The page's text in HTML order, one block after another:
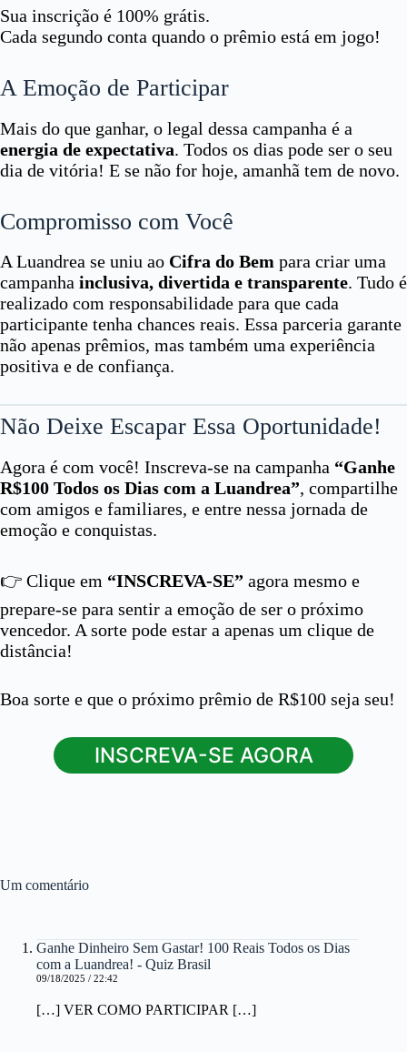
Sua inscrição é 100% grátis.
Cada segundo conta quando o prêmio está em jogo!
A Emoção de Participar
Mais do que ganhar, o legal dessa campanha é a
energia de expectativa. Todos os dias pode ser o seu
dia de vitória! E se não for hoje, amanhã tem de novo.
Compromisso com Você
A Luandrea se uniu ao Cifra do Bem para criar uma
campanha inclusiva, divertida e transparente. Tudo é
realizado com responsabilidade para que cada
participante tenha chances reais. Essa parceria garante
não apenas prêmios, mas também uma experiência
positiva e de confiança.
Não Deixe Escapar Essa Oportunidade!
Agora é com você! Inscreva-se na campanha “Ganhe
R$100 Todos os Dias com a Luandrea”, compartilhe
com amigos e familiares, e entre nessa jornada de
emoção e conquistas.
👉 Clique em “INSCREVA-SE” agora mesmo e
prepare-se para sentir a emoção de ser o próximo
vencedor. A sorte pode estar a apenas um clique de
distância!
Boa sorte e que o próximo prêmio de R$100 seja seu!
INSCREVA-SE AGORA
Um comentário
Ganhe Dinheiro Sem Gastar! 100 Reais Todos os Dias
com a Luandrea! - Quiz Brasil
09/18/2025 / 22:42
[…] VER COMO PARTICIPAR […]